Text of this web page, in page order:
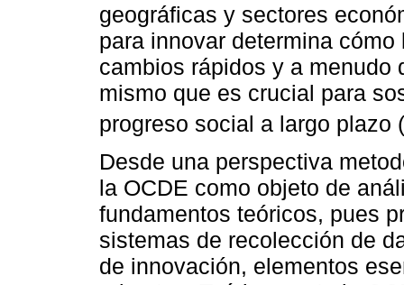
geográficas y sectores
para innovar determina
cambios rápidos y a
mismo que es crucial para
progreso social a largo plazo (
Desde una perspectiva
la OCDE como objeto de
fundamentos teóricos, pues
sistemas de recolección de
de innovación, elementos